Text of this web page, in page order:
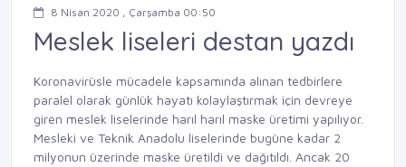
8 Nisan 2020 , Çarşamba 00:50
Meslek liseleri destan yazdı
Koronavirüsle mücadele kapsamında alınan tedbirlere
paralel olarak günlük hayatı kolaylaştırmak için devreye
giren meslek liselerinde harıl harıl maske üretimi yapılıyor.
Mesleki ve Teknik Anadolu liselerinde bugüne kadar 2
milyonun üzerinde maske üretildi ve dağıtıldı. Ancak 20